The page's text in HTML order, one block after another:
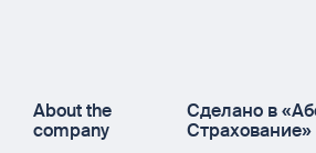
About the
company
Сделано в
Страхование»